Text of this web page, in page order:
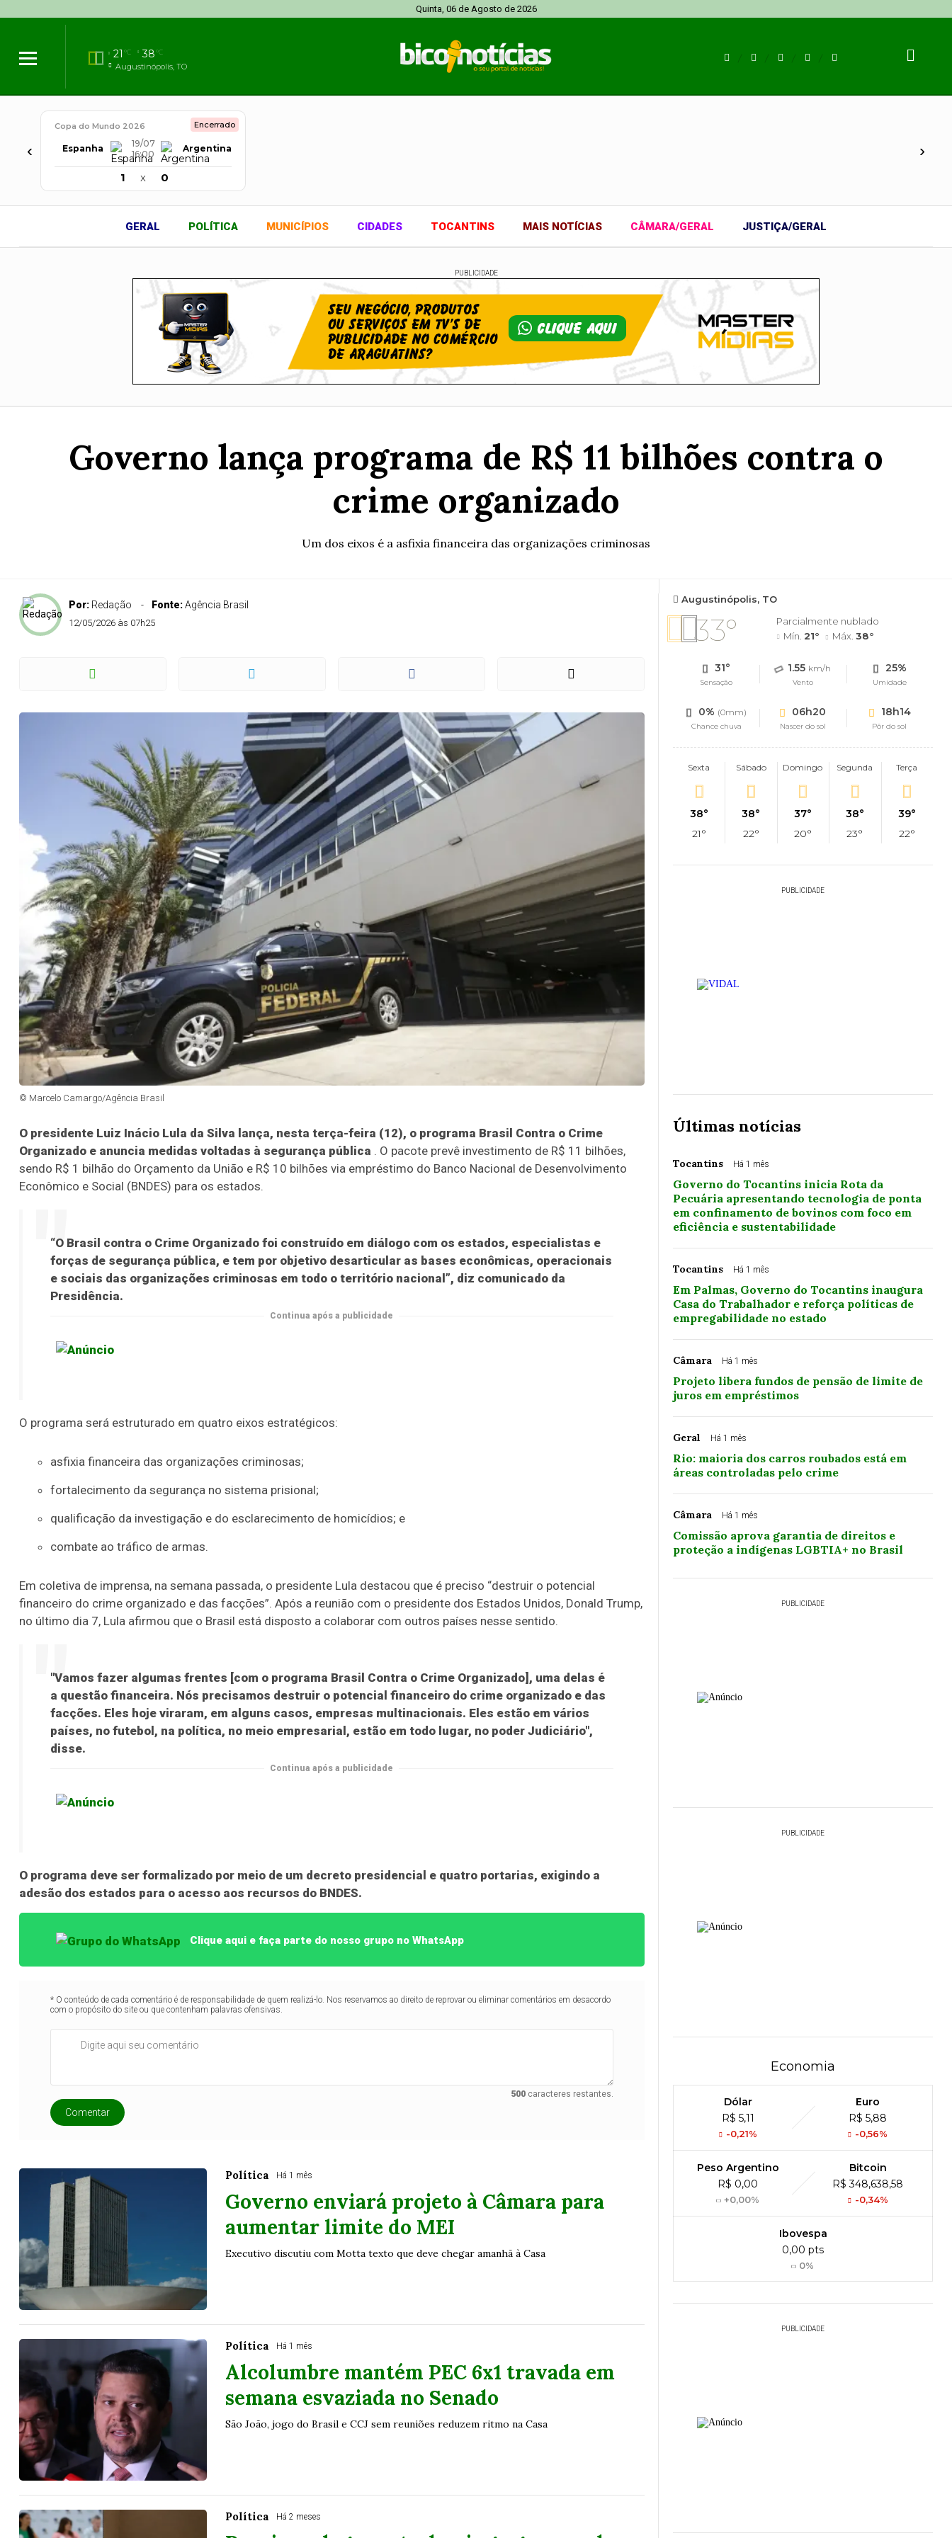
Quinta, 06 de Agosto de 2026
21 °C 38°C
Augustinópolis, TO
‹
Copa do Mundo 2026 Encerrado
Espanha
19/07
16:00
Argentina
1 x 0
›
GERAL POLÍTICA MUNICÍPIOS CIDADES TOCANTINS MAIS NOTÍCIAS CÂMARA/GERAL JUSTIÇA/GERAL
PUBLICIDADE
Governo lança programa de R$ 11 bilhões contra o
crime organizado
Um dos eixos é a asfixia financeira das organizações criminosas
Por: Redação Fonte:Agência Brasil
12/05/2026 às 07h25
© Marcelo Camargo/Agência Brasil
O presidente Luiz Inácio Lula da Silva lança, nesta terça-feira (12), o programa Brasil Contra o Crime
Organizado e anuncia medidas voltadas à segurança pública . O pacote prevê investimento de R$ 11 bilhões,
sendo R$ 1 bilhão do Orçamento da União e R$ 10 bilhões via empréstimo do Banco Nacional de Desenvolvimento
Econômico e Social (BNDES) para os estados.
“O Brasil contra o Crime Organizado foi construído em diálogo com os estados, especialistas e
forças de segurança pública, e tem por objetivo desarticular as bases econômicas, operacionais
e sociais das organizações criminosas em todo o território nacional”, diz comunicado da
Presidência.
Continua após a publicidade
O programa será estruturado em quatro eixos estratégicos:
asfixia financeira das organizações criminosas;
fortalecimento da segurança no sistema prisional;
qualificação da investigação e do esclarecimento de homicídios; e
combate ao tráfico de armas.
Em coletiva de imprensa, na semana passada, o presidente Lula destacou que é preciso “destruir o potencial
financeiro do crime organizado e das facções”. Após a reunião com o presidente dos Estados Unidos, Donald Trump,
no último dia 7, Lula afirmou que o Brasil está disposto a colaborar com outros países nesse sentido.
"Vamos fazer algumas frentes [com o programa Brasil Contra o Crime Organizado], uma delas é
a questão financeira. Nós precisamos destruir o potencial financeiro do crime organizado e das
facções. Eles hoje viraram, em alguns casos, empresas multinacionais. Eles estão em vários
países, no futebol, na política, no meio empresarial, estão em todo lugar, no poder Judiciário",
disse.
Continua após a publicidade
O programa deve ser formalizado por meio de um decreto presidencial e quatro portarias, exigindo a
adesão dos estados para o acesso aos recursos do BNDES.
Clique aqui e faça parte do nosso grupo no WhatsApp
* O conteúdo de cada comentário é de responsabilidade de quem realizá-lo. Nos reservamos ao direito de reprovar ou eliminar comentários em desacordo
com o propósito do site ou que contenham palavras ofensivas.
500caracteres restantes.
Comentar
Política Há 1 mês
Governo enviará projeto à Câmara para
aumentar limite do MEI
Executivo discutiu com Motta texto que deve chegar amanhã à Casa
Política Há 1 mês
Alcolumbre mantém PEC 6x1 travada em
semana esvaziada no Senado
São João, jogo do Brasil e CCJ sem reuniões reduzem ritmo na Casa
Política Há 2 meses
Augustinópolis, TO
33°
Parcialmente nublado
Mín. 21° Máx. 38°
31°
Sensação
1.55 km/h
Vento
25%
Umidade
0% (0mm)
Chance chuva
06h20
Nascer do sol
18h14
Pôr do sol
Sexta
38°
21°
Sábado
38°
22°
Domingo
37°
20°
Segunda
38°
23°
Terça
39°
22°
PUBLICIDADE
Últimas notícias
Tocantins Há 1 mês
Governo do Tocantins inicia Rota da
Pecuária apresentando tecnologia de ponta
em confinamento de bovinos com foco em
eficiência e sustentabilidade
Tocantins Há 1 mês
Em Palmas, Governo do Tocantins inaugura
Casa do Trabalhador e reforça políticas de
empregabilidade no estado
Câmara Há 1 mês
Projeto libera fundos de pensão de limite de
juros em empréstimos
Geral Há 1 mês
Rio: maioria dos carros roubados está em
áreas controladas pelo crime
Câmara Há 1 mês
Comissão aprova garantia de direitos e
proteção a indígenas LGBTIA+ no Brasil
PUBLICIDADE
PUBLICIDADE
Economia
Dólar
R$ 5,11
-0,21%
Euro
R$ 5,88
-0,56%
Peso Argentino
R$ 0,00
+0,00%
Bitcoin
R$ 348,638,58
-0,34%
Ibovespa
0,00 pts
0%
PUBLICIDADE